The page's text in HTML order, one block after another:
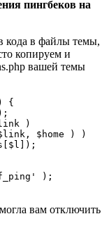
пингбеков на
кода в файлы темы,
копируем и
вашей темы
{
);
вам отключить